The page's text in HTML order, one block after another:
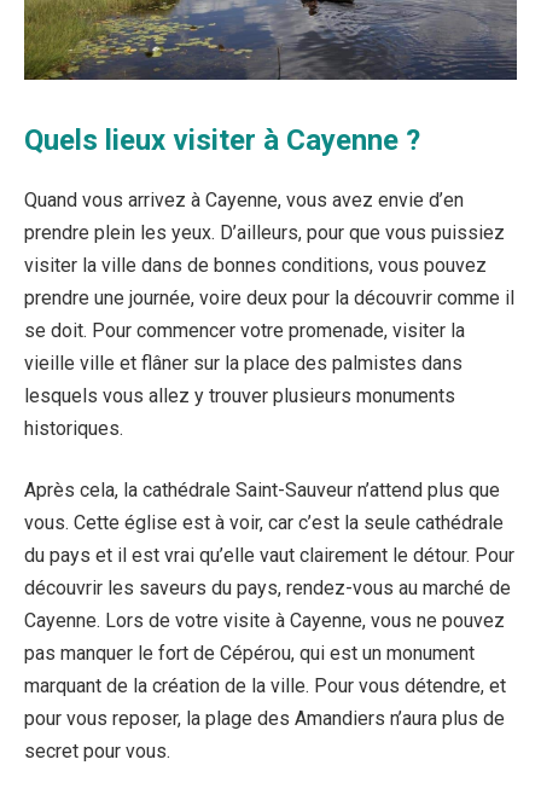
Quels lieux visiter à Cayenne ?
Quand vous arrivez à Cayenne, vous avez envie d’en
prendre plein les yeux. D’ailleurs, pour que vous puissiez
visiter la ville dans de bonnes conditions, vous pouvez
prendre une journée, voire deux pour la découvrir comme il
se doit. Pour commencer votre promenade, visiter la
vieille ville et flâner sur la place des palmistes dans
lesquels vous allez y trouver plusieurs monuments
historiques.
Après cela, la cathédrale Saint-Sauveur n’attend plus que
vous. Cette église est à voir, car c’est la seule cathédrale
du pays et il est vrai qu’elle vaut clairement le détour. Pour
découvrir les saveurs du pays, rendez-vous au marché de
Cayenne. Lors de votre visite à Cayenne, vous ne pouvez
pas manquer le fort de Cépérou, qui est un monument
marquant de la création de la ville. Pour vous détendre, et
pour vous reposer, la plage des Amandiers n’aura plus de
secret pour vous.